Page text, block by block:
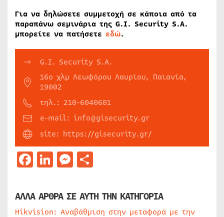
Για να δηλώσετε συμμετοχή σε κάποια από τα
παραπάνω σεμινάρια της G.I. Security S.A.
μπορείτε να πατήσετε εδώ.
G.I. Security S.A.
16ο χλμ Λεωφόρου Λαυρίου, Παιανία,
19002
τηλ.: 210-6040601
e-mail: info@gisecurity.gr
site: https://gisecurity.gr/
Facebook
LinkedIn
Messenger
ΑΛΛΑ ΑΡΘΡΑ ΣΕ ΑΥΤΗ ΤΗΝ ΚΑΤΗΓΟΡΙΑ
Hikvision: Αναβάθμιση στην μεταφορά με την